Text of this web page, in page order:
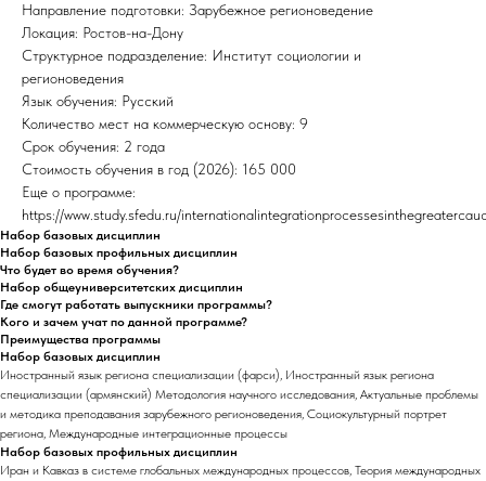
Направление подготовки: Зарубежное регионоведение
Локация: Ростов-на-Дону
Структурное подразделение: Институт социологии и
регионоведения
Язык обучения: Русский
Количество мест на коммерческую основу: 9
Срок обучения: 2 года
Стоимость обучения в год (2026): 165 000
Еще о программе:
https://www.study.sfedu.ru/
Набор базовых дисциплин
Набор базовых профильных дисциплин
Что будет во время обучения?
Набор общеуниверситетских дисциплин
Где смогут работать выпускники программы?
Кого и зачем учат по данной программе?
Преимущества программы
Набор базовых дисциплин
Иностранный язык региона специализации (фарси), Иностранный язык региона
специализации (армянский) Методология научного исследования, Актуальные проблемы
и методика преподавания зарубежного регионоведения, Социокультурный портрет
региона, Международные интеграционные процессы
Набор базовых профильных дисциплин
Иран и Кавказ в системе глобальных международных процессов, Теория международных